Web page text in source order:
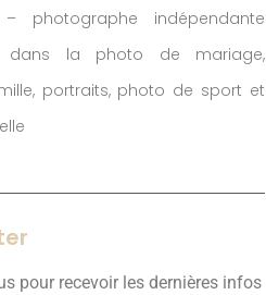
photographe indépendante
dans la photo de mariage,
portraits, photo de sport et
pour recevoir les dernières infos